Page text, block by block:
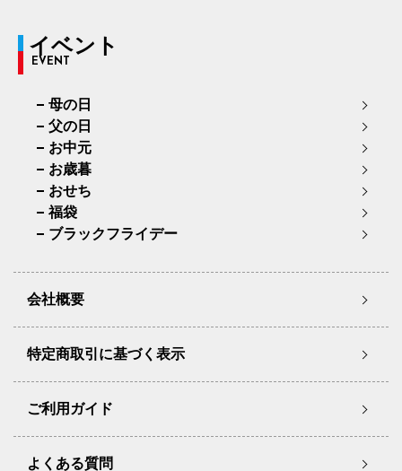
イベント
EVENT
母の日
父の日
お中元
お歳暮
おせち
福袋
ブラックフライデー
会社概要
特定商取引に基づく表示
ご利用ガイド
よくある質問